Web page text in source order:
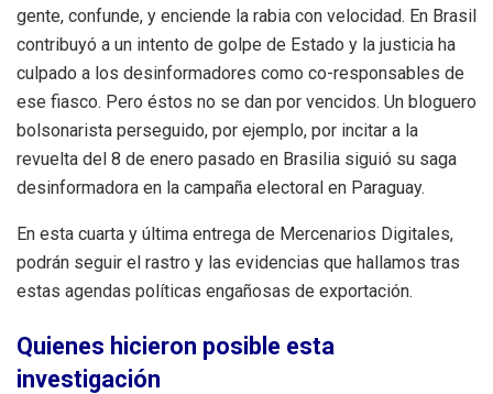
gente, confunde, y enciende la rabia con velocidad. En Brasil
contribuyó a un intento de golpe de Estado y la justicia ha
culpado a los desinformadores como co-responsables de
ese fiasco. Pero éstos no se dan por vencidos. Un bloguero
bolsonarista perseguido, por ejemplo, por incitar a la
revuelta del 8 de enero pasado en Brasilia siguió su saga
desinformadora en la campaña electoral en Paraguay.
En esta cuarta y última entrega de Mercenarios Digitales,
podrán seguir el rastro y las evidencias que hallamos tras
estas agendas políticas engañosas de exportación.
Quienes hicieron posible esta
investigación